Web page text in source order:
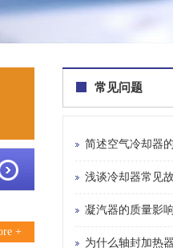
+
常见问题
简述空气冷却器
浅谈冷却器常见
凝汽器的质量影
为什么轴封加热